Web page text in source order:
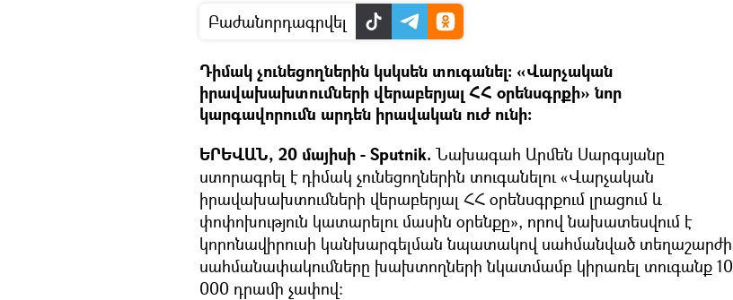
Բաժանորդագրվել
Դիմակ չունեցողներին կսկսեն տուգանել: «Վարչական
իրավախախտումների վերաբերյալ ՀՀ օրենսգրքի» նոր
կարգավորումն արդեն իրավական ուժ ունի:
ԵՐԵՎԱՆ, 20 մայիսի - Sputnik. Նախագահ Արմեն Սարգսյանը
ստորագրել է դիմակ չունեցողներին տուգանելու «Վարչական
իրավախախտումների վերաբերյալ ՀՀ օրենսգրքում լրացում և
փոփոխություն կատարելու մասին օրենքը», որով նախատեսվում է
կորոնավիրուսի կանխարգելման նպատակով սահմանված տեղաշարժի
սահմանափակումները խախտողների նկատմամբ կիրառել տուգանք 10
000 դրամի չափով: